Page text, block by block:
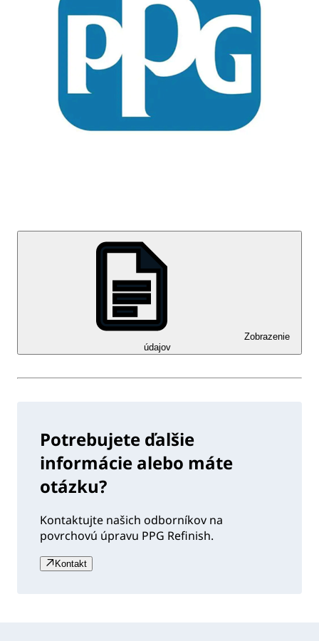
Zobrazenie
údajov
Potrebujete ďalšie
informácie alebo máte
otázku?
Kontaktujte našich odborníkov na
povrchovú úpravu PPG Refinish.
Kontakt